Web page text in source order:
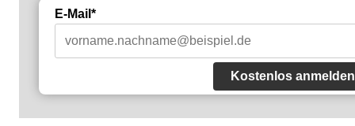
E-Mail*
Kostenlos anmelden